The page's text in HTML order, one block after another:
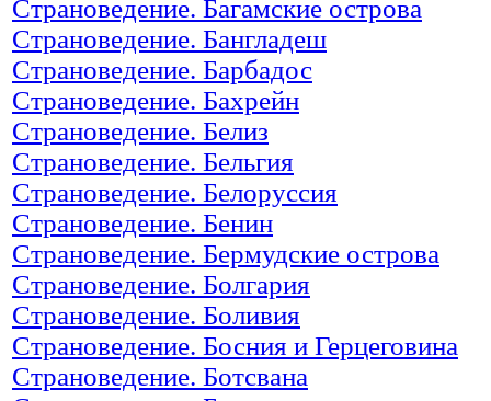
Страноведение. Багамские острова
Страноведение. Бангладеш
Страноведение. Барбадос
Страноведение. Бахрейн
Страноведение. Белиз
Страноведение. Бельгия
Страноведение. Белоруссия
Страноведение. Бенин
Страноведение. Бермудские острова
Страноведение. Болгария
Страноведение. Боливия
Страноведение. Босния и Герцеговина
Страноведение. Ботсвана